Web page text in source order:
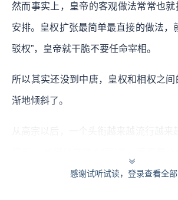
然而事实上，皇帝的客观做法常常也
安排。皇权扩张最简单最直接的做法，
驳权”，皇帝就干脆不要任命宰相。
所以其实还没到中唐，皇权和相权之
渐地倾斜了。
没有要给你宰相的身分与地位，再说得
感谢试听试读，登录查看全